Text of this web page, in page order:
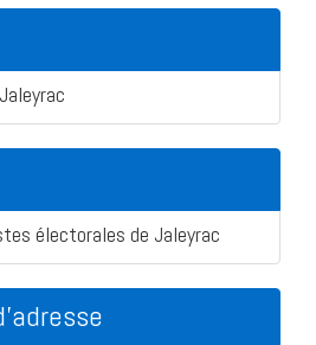
électorales de Jaleyrac